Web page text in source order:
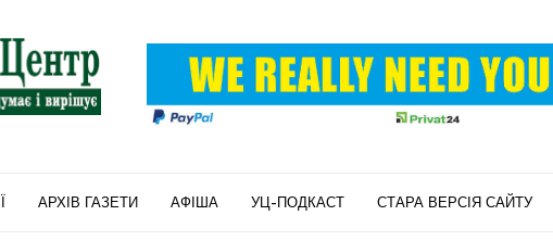
АРХІВ ГАЗЕТИ АФІША УЦ-ПОДКАСТ СТАРА ВЕРСІЯ САЙТУ